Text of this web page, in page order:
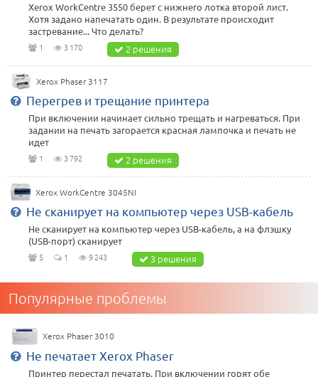
Xerox WorkCentre 3550 берет с нижнего лотка второй лист.
Хотя задано напечатать один. В результате происходит
застревание... Что делать?
1 3 170 2 решения
Xerox Phaser 3117
Перегрев и трещание принтера
При включении начинает сильно трещать и нагреваться. При
задании на печать загорается красная лампочка и печать не
идет
1 3 792 2 решения
Xerox WorkCentre 3045NI
Не сканирует на компьютер через USB-кабель
Не сканирует на компьютер через USB-кабель, а на флэшку
(USB-порт) сканирует
5 1 9 243 3 решения
Популярные проблемы
Xerox Phaser 3010
Не печатает Xerox Phaser
Принтер перестал печатать. При включении горят обе